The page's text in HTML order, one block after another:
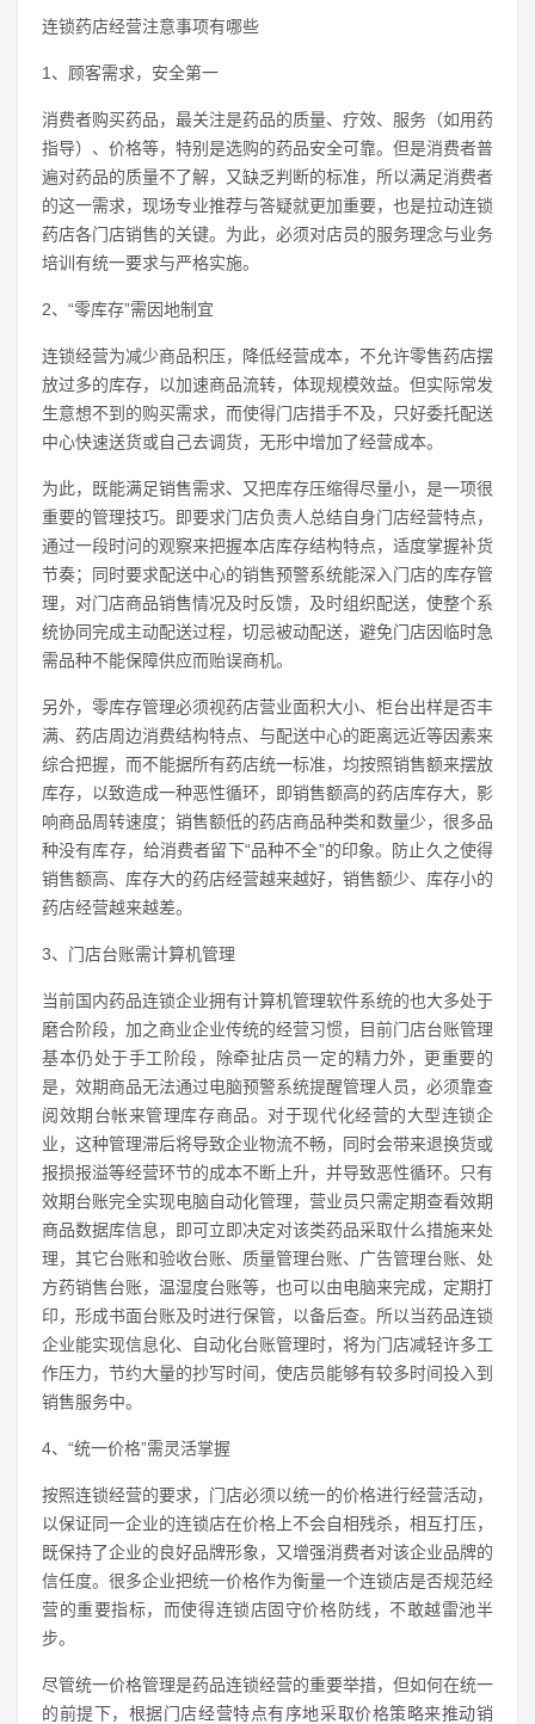
连锁药店经营注意事项有哪些
1、顾客需求，安全第一
消费者购买药品，最关注是药品的质量、疗效、服务（如用药
指导）、价格等，特别是选购的药品安全可靠。但是消费者普
遍对药品的质量不了解，又缺乏判断的标准，所以满足消费者
的这一需求，现场专业推荐与答疑就更加重要，也是拉动连锁
药店各门店销售的关键。为此，必须对店员的服务理念与业务
培训有统一要求与严格实施。
2、“零库存”需因地制宜
连锁经营为减少商品积压，降低经营成本，不允许零售药店摆
放过多的库存，以加速商品流转，体现规模效益。但实际常发
生意想不到的购买需求，而使得门店措手不及，只好委托配送
中心快速送货或自己去调货，无形中增加了经营成本。
为此，既能满足销售需求、又把库存压缩得尽量小，是一项很
重要的管理技巧。即要求门店负责人总结自身门店经营特点，
通过一段时问的观察来把握本店库存结构特点，适度掌握补货
节奏；同时要求配送中心的销售预警系统能深入门店的库存管
理，对门店商品销售情况及时反馈，及时组织配送，使整个系
统协同完成主动配送过程，切忌被动配送，避免门店因临时急
需品种不能保障供应而贻误商机。
另外，零库存管理必须视药店营业面积大小、柜台出样是否丰
满、药店周边消费结构特点、与配送中心的距离远近等因素来
综合把握，而不能据所有药店统一标准，均按照销售额来摆放
库存，以致造成一种恶性循环，即销售额高的药店库存大，影
响商品周转速度；销售额低的药店商品种类和数量少，很多品
种没有库存，给消费者留下“品种不全”的印象。防止久之使得
销售额高、库存大的药店经营越来越好，销售额少、库存小的
药店经营越来越差。
3、门店台账需计算机管理
当前国内药品连锁企业拥有计算机管理软件系统的也大多处于
磨合阶段，加之商业企业传统的经营习惯，目前门店台账管理
基本仍处于手工阶段，除牵扯店员一定的精力外，更重要的
是，效期商品无法通过电脑预警系统提醒管理人员，必须靠查
阅效期台帐来管理库存商品。对于现代化经营的大型连锁企
业，这种管理滞后将导致企业物流不畅，同时会带来退换货或
报损报溢等经营环节的成本不断上升，并导致恶性循环。只有
效期台账完全实现电脑自动化管理，营业员只需定期查看效期
商品数据库信息，即可立即决定对该类药品采取什么措施来处
理，其它台账和验收台账、质量管理台账、广告管理台账、处
方药销售台账，温湿度台账等，也可以由电脑来完成，定期打
印，形成书面台账及时进行保管，以备后查。所以当药品连锁
企业能实现信息化、自动化台账管理时，将为门店减轻许多工
作压力，节约大量的抄写时间，使店员能够有较多时间投入到
销售服务中。
4、“统一价格”需灵活掌握
按照连锁经营的要求，门店必须以统一的价格进行经营活动，
以保证同一企业的连锁店在价格上不会自相残杀，相互打压，
既保持了企业的良好品牌形象，又增强消费者对该企业品牌的
信任度。很多企业把统一价格作为衡量一个连锁店是否规范经
营的重要指标，而使得连锁店固守价格防线，不敢越雷池半
步。
尽管统一价格管理是药品连锁经营的重要举措，但如何在统一
的前提下，根据门店经营特点有序地采取价格策略来推动销